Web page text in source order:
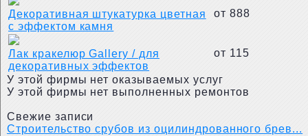
Декоративная штукатурка цветная
с эффектом камня
от 888
Лак кракелюр Gallery / для
декоративных эффектов
от 115
У этой фирмы нет оказываемых услуг
У этой фирмы нет выполненных ремонтов
Свежие записи
Строительство срубов из оцилиндрованного брев...